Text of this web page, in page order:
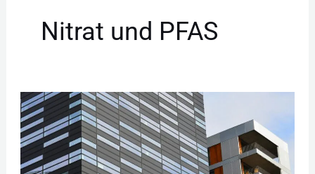
Nitrat und PFAS